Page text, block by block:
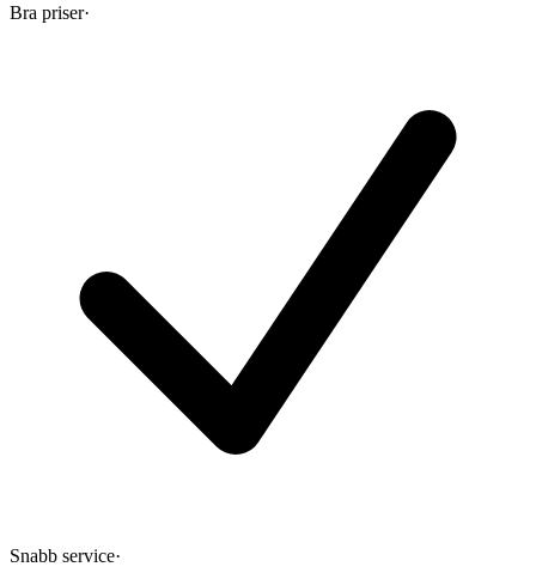
Bra priser·
Snabb service·